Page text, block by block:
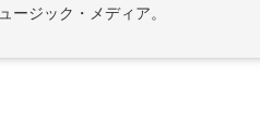
ュージック・メディア。